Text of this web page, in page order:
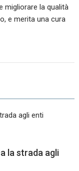
migliorare la qualità
e merita una cura
la strada agli